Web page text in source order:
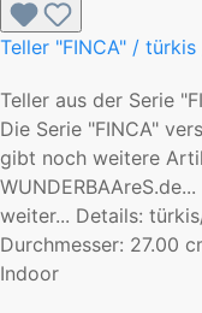
Teller "FINCA" /
Teller aus der Serie
Die Serie "FINCA"
gibt noch weitere
weiter... Details:
Durchmesser: 27.00
Indoor